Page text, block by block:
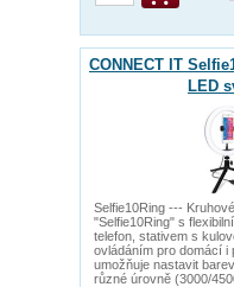
CONNECT IT
LED
Selfie10Ring ---
"Selfie10Ring" s
telefon, stativem s
ovládáním pro domácí i
umožňuje nastavit
různé úrovně (3000/